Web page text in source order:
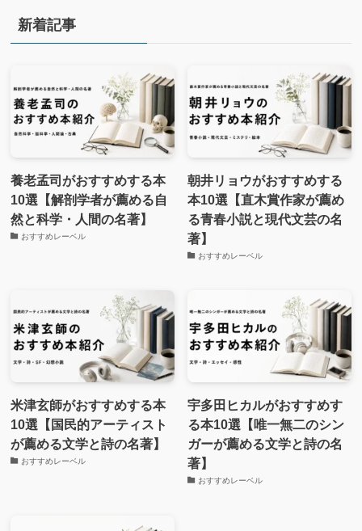
新着記事
養老孟司がおすすめする本
10選【解剖学者が薦める自
然と科学・人間の名著】
おすすめレーベル
朝井リョウがおすすめする
本10選【直木賞作家が薦め
る青春小説と現代文芸の名
著】
おすすめレーベル
米津玄師がおすすめする本
10選【国民的アーティスト
が薦める文学と詩の名著】
おすすめレーベル
宇多田ヒカルがおすすめす
る本10選【唯一無二のシン
ガーが薦める文学と詩の名
著】
おすすめレーベル